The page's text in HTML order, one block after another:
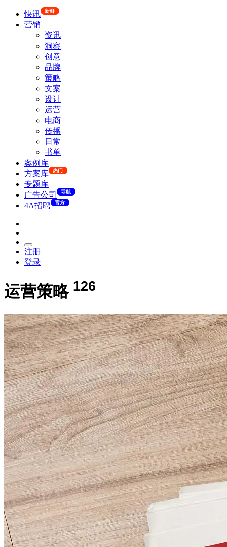
快讯 新鲜
营销
资讯
洞察
创意
品牌
策略
文案
设计
运营
电商
传播
日常
书单
案例库
方案库
热门
专题库
广告公司
导航
4A招聘 官方
注册
登录
运营策略 126